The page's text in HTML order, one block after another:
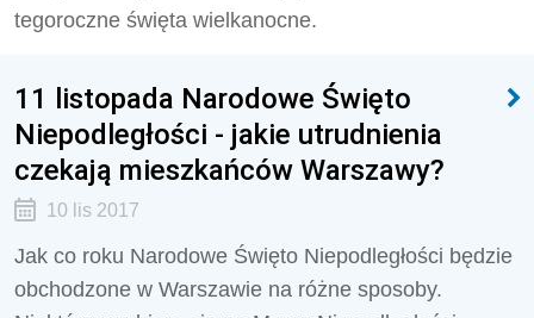
tegoroczne święta wielkanocne.
11 listopada Narodowe Święto
Niepodległości - jakie utrudnienia
czekają mieszkańców Warszawy?
10 lis 2017
Jak co roku Narodowe Święto Niepodległości będzie
obchodzone w Warszawie na różne sposoby.